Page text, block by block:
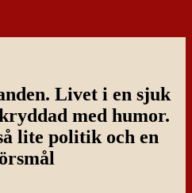
Livet i en sjuk
med humor.
lite politik och en